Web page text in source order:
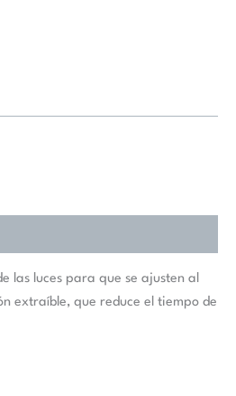
las luces para que se ajusten al
extraíble, que reduce el tiempo de